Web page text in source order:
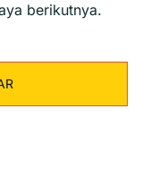
berikutnya.